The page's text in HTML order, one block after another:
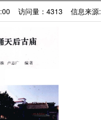
访问量：4313 信息来源: